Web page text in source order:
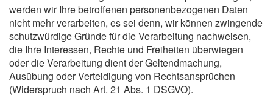
werden wir Ihre betroffenen personenbezogenen Daten
nicht mehr verarbeiten, es sei denn, wir können zwingende
schutzwürdige Gründe für die Verarbeitung nachweisen,
die Ihre Interessen, Rechte und Freiheiten überwiegen
oder die Verarbeitung dient der Geltendmachung,
Ausübung oder Verteidigung von Rechtsansprüchen
(Widerspruch nach Art. 21 Abs. 1 DSGVO).